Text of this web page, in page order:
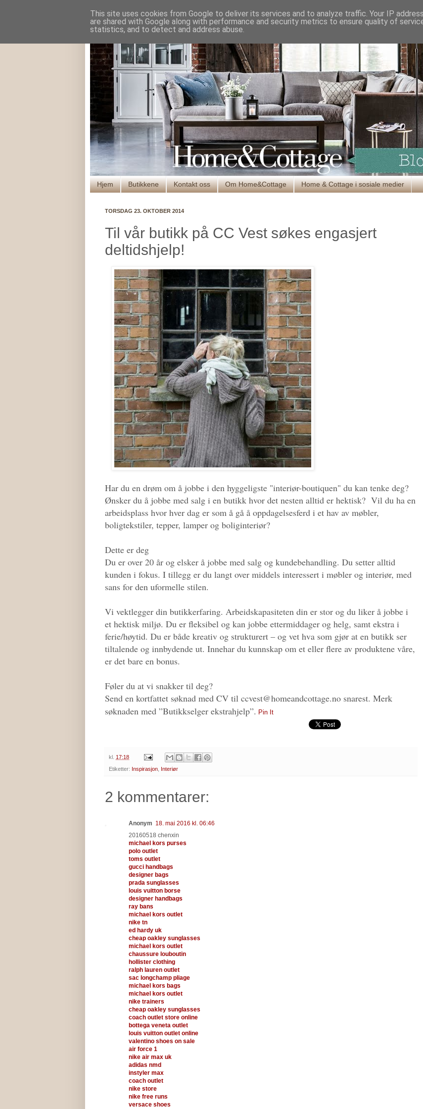
Hjem Butikkene Kontakt oss Om Home&Cottage Home & Cottage i sosiale medier
TORSDAG 23. OKTOBER 2014
Til vår butikk på CC Vest søkes engasjert
deltidshjelp!
Har du en drøm om å jobbe i den hyggeligste "interiør-boutiquen" du kan tenke deg?
Ønsker du å jobbe med salg i en butikk hvor det nesten alltid er hektisk? Vil du ha en
arbeidsplass hvor hver dag er som å gå å oppdagelsesferd i et hav av møbler,
boligtekstiler, tepper, lamper og boliginteriør?
Dette er deg
Du er over 20 år og elsker å jobbe med salg og kundebehandling. Du setter alltid
kunden i fokus. I tillegg er du langt over middels interessert i møbler og interiør, med
sans for den uformelle stilen.
Vi vektlegger din butikkerfaring. Arbeidskapasiteten din er stor og du liker å jobbe i
et hektisk miljø. Du er fleksibel og kan jobbe ettermiddager og helg, samt ekstra i
ferie/høytid. Du er både kreativ og strukturert – og vet hva som gjør at en butikk ser
tiltalende og innbydende ut. Innehar du kunnskap om et eller flere av produktene våre,
er det bare en bonus.
Føler du at vi snakker til deg?
Send en kortfattet søknad med CV til ccvest@homeandcottage.no snarest. Merk
søknaden med ”Butikkselger ekstrahjelp”. Pin It
kl. 17:18
Etiketter: Inspirasjon Interiør
2 kommentarer:
Anonym 18. mai 2016 kl. 06:46
20160518 chenxin
michael kors purses
polo outlet
toms outlet
gucci handbags
designer bags
prada sunglasses
louis vuitton borse
designer handbags
ray bans
michael kors outlet
nike tn
ed hardy uk
cheap oakley sunglasses
michael kors outlet
chaussure louboutin
hollister clothing
ralph lauren outlet
sac longchamp pliage
michael kors bags
michael kors outlet
nike trainers
cheap oakley sunglasses
coach outlet store online
bottega veneta outlet
louis vuitton outlet online
valentino shoes on sale
air force 1
nike air max uk
adidas nmd
instyler max
coach outlet
nike store
nike free runs
versace shoes
This site uses cookies from Google to deliver its services and to analyze traffic. Your IP
are shared with Google along with performance and security metrics to ensure quality of
statistics, and to detect and address abuse.